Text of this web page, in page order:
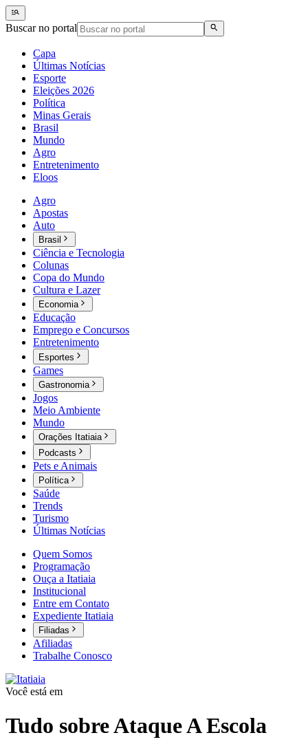
Buscar no portal
Capa
Últimas Notícias
Esporte
Eleições 2026
Política
Minas Gerais
Brasil
Mundo
Agro
Entretenimento
Eloos
Agro
Apostas
Auto
Brasil
Ciência e Tecnologia
Colunas
Copa do Mundo
Cultura e Lazer
Economia
Educação
Emprego e Concursos
Entretenimento
Esportes
Games
Gastronomia
Jogos
Meio Ambiente
Mundo
Orações Itatiaia
Podcasts
Pets e Animais
Política
Saúde
Trends
Turismo
Últimas Notícias
Quem Somos
Programação
Ouça a Itatiaia
Institucional
Entre em Contato
Expediente Itatiaia
Filiadas
Afiliadas
Trabalhe Conosco
Você está em
Tudo sobreAtaque A Escola